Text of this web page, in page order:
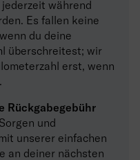
während
Es fallen keine
du deine
überschreitest; wir
erst, wenn
Rückgabegebühr
und
unserer einfachen
an deiner nächsten